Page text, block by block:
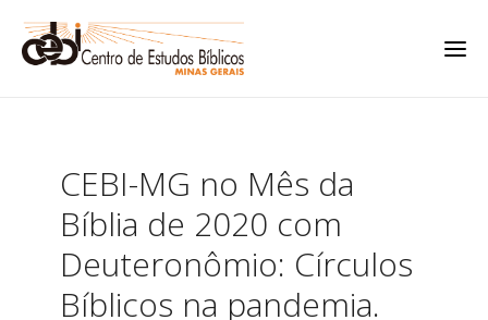
CEBI-MG no Mês da
Bíblia de 2020 com
Deuteronômio: Círculos
Bíblicos na pandemia.